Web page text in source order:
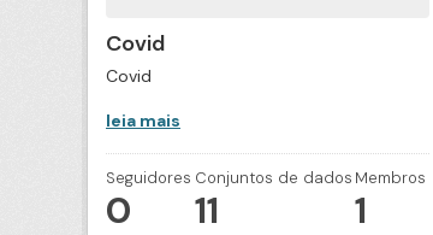
Covid
Covid
leia mais
Seguidores
0
Conjuntos de dados
11
Membros
1